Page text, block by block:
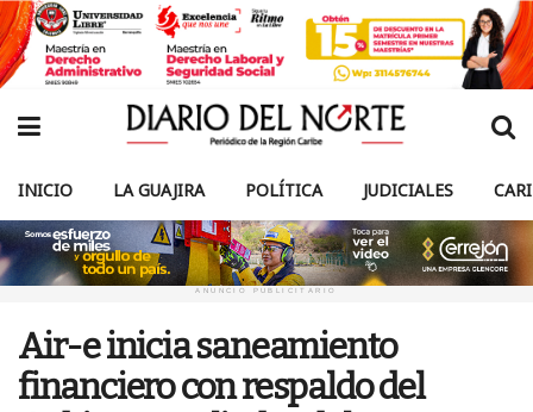
INICIO LA GUAJIRA POLÍTICA JUDICIALES
ANUNCIO PUBLICITARIO
Air-e inicia saneamiento
financiero con respaldo del